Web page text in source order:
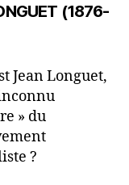
(1876-
Jean Longuet,
» du
?